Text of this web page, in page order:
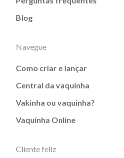
Blog
Navegue
Como criar e lançar
Central da vaquinha
Vakinha ou vaquinha?
Vaquinha Online
Cliente feliz